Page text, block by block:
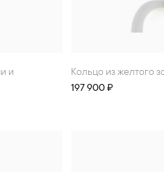
Кольцо из желтого
197 900 ₽